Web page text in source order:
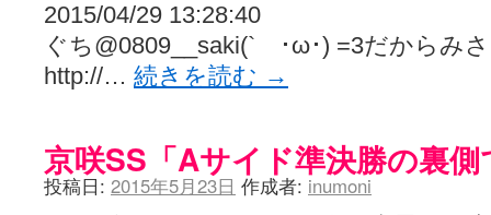
2015/04/29 13:28:40
ぐち@0809__saki(` ･ω･) =3だからみ
http://… 続きを読む →
京咲SS「Aサイド準決勝の裏側
投稿日: 2015年5月23日 作成者: inumoni